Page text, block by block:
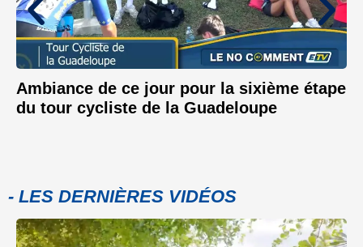
Ambiance de ce jour pour la sixième étape
du tour cycliste de la Guadeloupe
- LES DERNIÈRES VIDÉOS